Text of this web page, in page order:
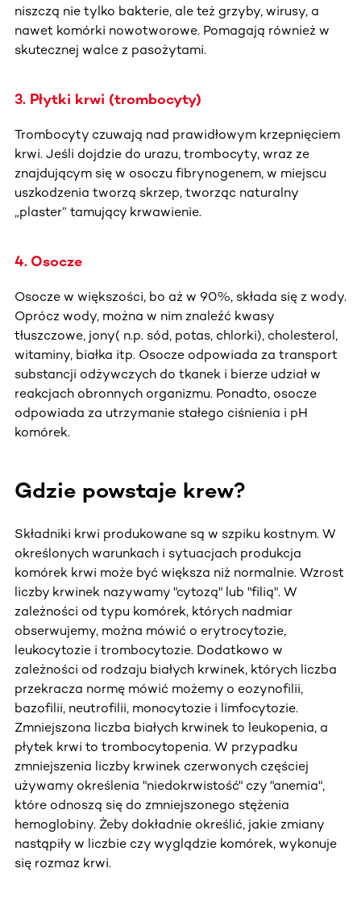
niszczą nie tylko bakterie, ale też grzyby, wirusy, a
nawet komórki nowotworowe. Pomagają również w
skutecznej walce z pasożytami.
3. Płytki krwi (trombocyty)
Trombocyty czuwają nad prawidłowym krzepnięciem
krwi. Jeśli dojdzie do urazu, trombocyty, wraz ze
znajdującym się w osoczu fibrynogenem, w miejscu
uszkodzenia tworzą skrzep, tworząc naturalny
„plaster” tamujący krwawienie.
4. Osocze
Osocze w większości, bo aż w 90%, składa się z wody.
Oprócz wody, można w nim znaleźć kwasy
tłuszczowe, jony( n.p. sód, potas, chlorki), cholesterol,
witaminy, białka itp. Osocze odpowiada za transport
substancji odżywczych do tkanek i bierze udział w
reakcjach obronnych organizmu. Ponadto, osocze
odpowiada za utrzymanie stałego ciśnienia i pH
komórek.
Gdzie powstaje krew?
Składniki krwi produkowane są w szpiku kostnym. W
określonych warunkach i sytuacjach produkcja
komórek krwi może być większa niż normalnie. Wzrost
liczby krwinek nazywamy "cytozą" lub "filią". W
zależności od typu komórek, których nadmiar
obserwujemy, można mówić o erytrocytozie,
leukocytozie i trombocytozie. Dodatkowo w
zależności od rodzaju białych krwinek, których liczba
przekracza normę mówić możemy o eozynofilii,
bazofilii, neutrofilii, monocytozie i limfocytozie.
Zmniejszona liczba białych krwinek to leukopenia, a
płytek krwi to trombocytopenia. W przypadku
zmniejszenia liczby krwinek czerwonych częściej
używamy określenia "niedokrwistość" czy "anemia",
które odnoszą się do zmniejszonego stężenia
hemoglobiny. Żeby dokładnie określić, jakie zmiany
nastąpiły w liczbie czy wyglądzie komórek, wykonuje
się rozmaz krwi.